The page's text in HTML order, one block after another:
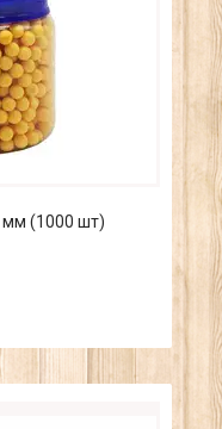
мм (1000 шт)